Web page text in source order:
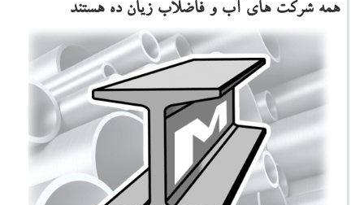
همه شركت های آب و فاضلاب زیان ده هستند